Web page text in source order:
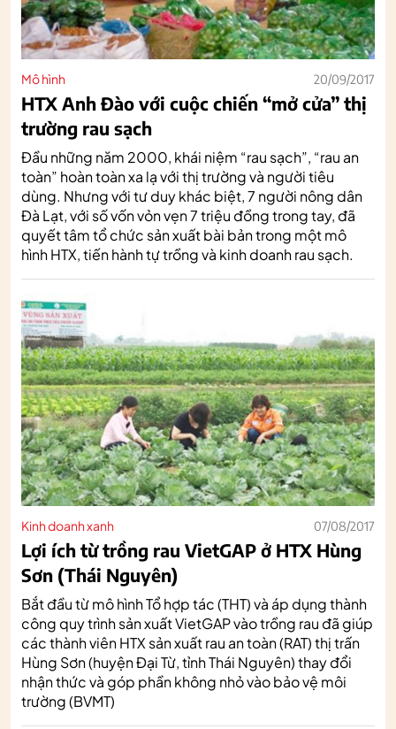
Mô hình 20/09/2017
HTX Anh Đào với cuộc chiến “mở cửa” thị
trường rau sạch
Đầu những năm 2000, khái niệm “rau sạch”, “rau an
toàn” hoàn toàn xa lạ với thị trường và người tiêu
dùng. Nhưng với tư duy khác biệt, 7 người nông dân
Đà Lạt, với số vốn vỏn vẹn 7 triệu đồng trong tay, đã
quyết tâm tổ chức sản xuất bài bản trong một mô
hình HTX, tiến hành tự trồng và kinh doanh rau sạch.
Kinh doanh xanh 07/08/2017
Lợi ích từ trồng rau VietGAP ở HTX Hùng
Sơn (Thái Nguyên)
Bắt đầu từ mô hình Tổ hợp tác (THT) và áp dụng thành
công quy trình sản xuất VietGAP vào trồng rau đã giúp
các thành viên HTX sản xuất rau an toàn (RAT) thị trấn
Hùng Sơn (huyện Đại Từ, tỉnh Thái Nguyên) thay đổi
nhận thức và góp phần không nhỏ vào bảo vệ môi
trường (BVMT)